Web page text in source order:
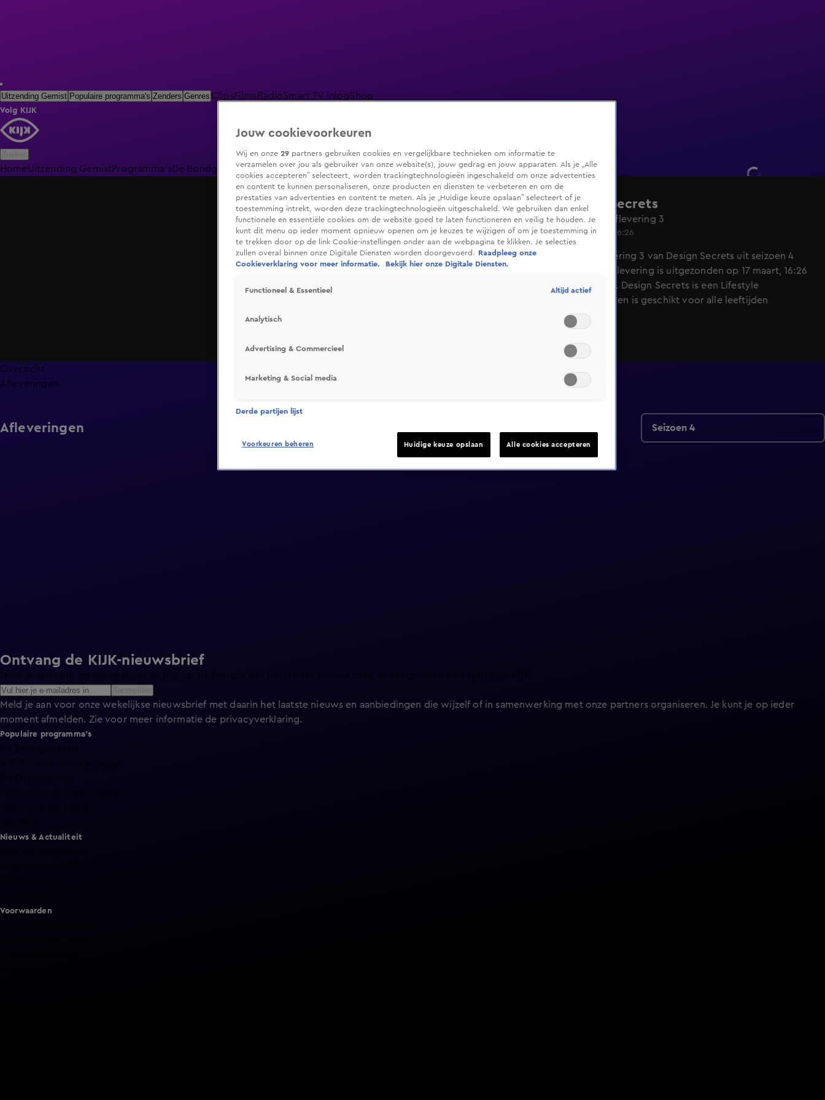
Uitzending Gemist Populaire programma's Zenders Genres ClipsFilms RadioSmart TV inlogShop
Volg KIJK
HomeUitzending GemistProgramma's De BondgenotenDe OranjezomerLivestreamsShop
Design Secrets
Seizoen 4, aflevering 3
17 mrt 2024, 16:26
Bekijk aflevering 3 van Design Secrets uit seizoen 4
hier. Deze aflevering is uitgezonden op 17 maart, 16:26
uur bij SBS6. Design Secrets is een Lifestyle
programma en is geschikt voor alle leeftijden
Overzicht
Afleveringen
Afleveringen Seizoen 4
Ontvang de KIJK-nieuwsbrief
Meld je aan voor de nieuwsbrief en blijf op de hoogte van het laatste nieuws over de programma’s en series op KIJK.
Meld je aan voor onze wekelijkse nieuwsbrief met daarin het laatste nieuws en aanbiedingen die wijzelf of in samenwerking met onze partners organiseren. Je kunt je op ieder
moment afmelden. Zie voor meer informatie de privacyverklaring.
Populaire programma's
De Bondgenoten
Nieuws & Actualiteit
Voorwaarden
Jouw cookievoorkeuren
Wij en onze 29 partners gebruiken cookies en vergelijkbare technieken om informatie te
verzamelen over jou als gebruiker van onze website(s), jouw gedrag en jouw apparaten. Als je „Alle
cookies accepteren” selecteert, worden trackingtechnologieën ingeschakeld om onze advertenties
en content te kunnen personaliseren, onze producten en diensten te verbeteren en om de
prestaties van advertenties en content te meten. Als je „Huidige keuze opslaan” selecteert of je
toestemming intrekt, worden deze trackingtechnologieën uitgeschakeld. We gebruiken dan enkel
functionele en essentiële cookies om de website goed te laten functioneren en veilig te houden. Je
kunt dit menu op ieder moment opnieuw openen om je keuzes te wijzigen of om je toestemming in
te trekken door op de link Cookie-instellingen onder aan de webpagina te klikken. Je selecties
zullen overal binnen onze Digitale Diensten worden doorgevoerd.
Raadpleeg onze
Cookieverklaring voor meer informatie.
Bekijk hier onze Digitale Diensten.
Functioneel & Essentieel Altijd actief
Analytisch
Advertising & Commercieel
Marketing & Social media
Derde partijen lijst
Voorkeuren beheren Huidige keuze opslaan Alle cookies accepteren